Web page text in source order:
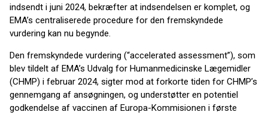
indsendt i juni 2024, bekræfter at indsendelsen er komplet, og
EMA’s centraliserede procedure for den fremskyndede
vurdering kan nu begynde.
Den fremskyndede vurdering (“accelerated assessment”), som
blev tildelt af EMA’s Udvalg for Humanmedicinske Lægemidler
(CHMP) i februar 2024, sigter mod at forkorte tiden for CHMP’s
gennemgang af ansøgningen, og understøtter en potentiel
godkendelse af vaccinen af Europa-Kommisionen i første